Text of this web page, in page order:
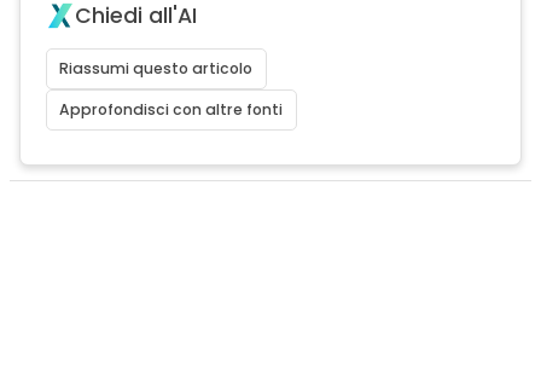
Chiedi all'AI
Riassumi questo articolo
Approfondisci con altre fonti